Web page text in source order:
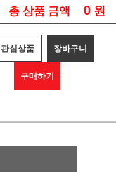
총 상품 금액 0 원
관심상품 장바구니
구매하기